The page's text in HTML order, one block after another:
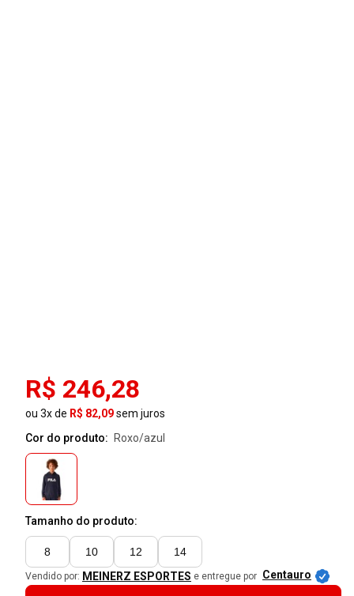
R$ 246,28
ou 3x de R$ 82,09sem juros
Cor do produto:
roxo/azul
Tamanho do produto:
8 10 12 14
Vendido por: MEINERZ ESPORTES e entregue por Centauro